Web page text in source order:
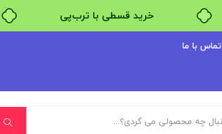
خرید قسطی با ترب‌پی
تماس با ما